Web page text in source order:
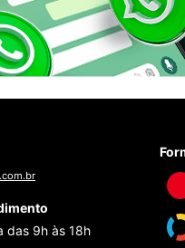
das 9h às 18h